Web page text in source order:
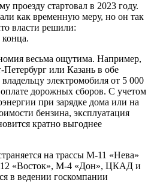
проезду стартовал в 2023 году.
как временную меру, но он так
власти решили:
конца.
весьма ощутима. Например,
или Казань в обе
электромобиля от 5 000
дорожных сборов. С учетом
при зарядке дома или на
бензина, эксплуатация
кратно выгоднее
на трассы М-11 «Нева»
12 «Восток», М-4 «Дон», ЦКАД и
в ведении госкомпании